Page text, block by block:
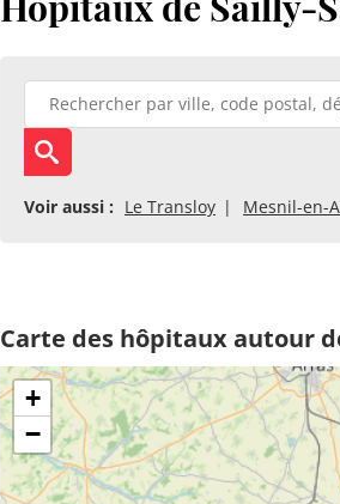
Voir aussi : Le Transloy Mesnil-en-
Carte des hôpitaux autour
+
−